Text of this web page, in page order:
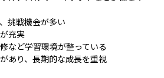
挑戦機会が多い
充実
など学習環境が整っている
あり、長期的な成長を重視